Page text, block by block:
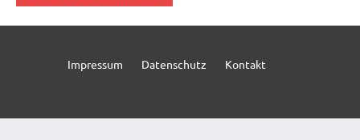
Impressum Datenschutz Kontakt